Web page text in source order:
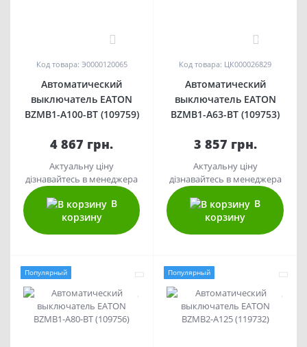
0
Код товара: Э0000120065
Автоматический
выключатель EATON
BZMB1-A100-BT (109759)
4 867 грн.
Актуальну ціну
дізнавайтесь в менеджера
В
корзину
0
Код товара: ЦК000026829
Автоматический
выключатель EATON
BZMB1-A63-BT (109753)
3 857 грн.
Актуальну ціну
дізнавайтесь в менеджера
В
корзину
Популярный Популярный